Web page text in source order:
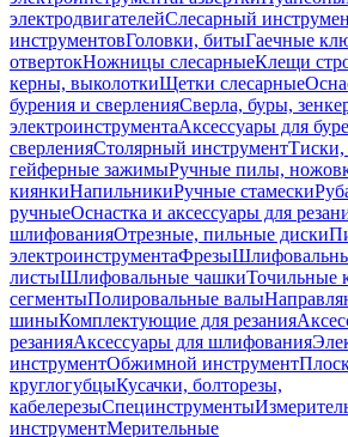
электродвигателейСлесарный
инструментовГоловки, битыГаечные
отвертокНожницы слесарныеКлещи
керны, выколоткиЩетки слесарные
бурения и сверленияСверла, буры,
электроинструментаАксессуары для
сверленияСтолярный инструментТиски,
гейферные зажимыРучные пилы,
киянкиНапильникиРучные стамески
ручныеОснастка и аксессуары для
шлифованияОтрезные, пильные диски
электроинструментаФрезы
листыШлифовальные чашкиТочильные
сегментыПолировальные валы
шиныКомплектующие для резания
резанияАксессуары для шлифования
инструментОбжимной инструмент
круглогубцыКусачки, болторезы,
кабелерезыСпецинструменты
инструментМерительные